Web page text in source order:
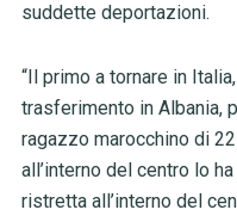
suddette deportazioni.
“Il primo a tornare in
trasferimento in Albania,
ragazzo marocchino di
all’interno del centro lo
ristretta all’interno del